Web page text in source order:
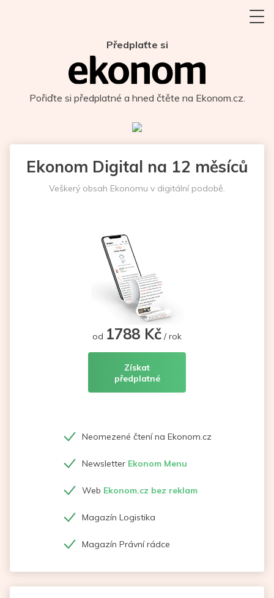
Předplaťte si
Pořiďte si předplatné a hned čtěte na Ekonom.cz.
Ekonom Digital na 12 měsíců
Veškerý obsah Ekonomu v digitální podobě.
od 1788 Kč / rok
Získat
předplatné
Neomezené čtení na Ekonom.cz
Newsletter Ekonom Menu
Web Ekonom.cz bez reklam
Magazín Logistika
Magazín Právní rádce